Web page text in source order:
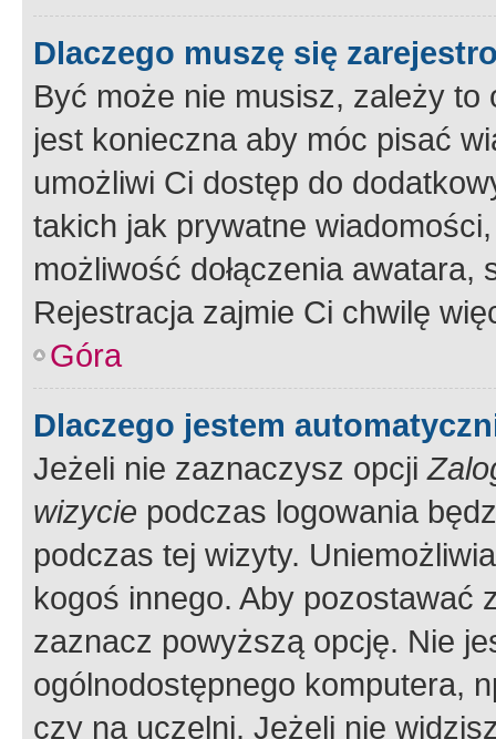
Dlaczego muszę się
Być może nie musisz, zależy
jest konieczna aby móc pisać
umożliwi Ci dostęp do
takich jak prywatne
możliwość dołączenia
Rejestracja zajmie Ci chwilę
Góra
Dlaczego jestem
Jeżeli nie zaznaczysz opcji
wizycie podczas logowania
podczas tej wizyty.
kogoś innego. Aby pozostawać
zaznacz powyższą opcję. Nie
ogólnodostępnego komputera,
czy na uczelni. Jeżeli nie